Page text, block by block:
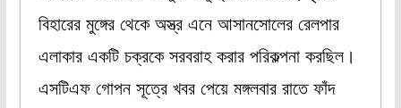
বিহারের মুঙ্গের থেকে অস্ত্র এনে আসানসোলের রেলপার
এলাকার একটি চক্রকে সরবরাহ করার পরিকল্পনা করছিল।
এসটিএফ গোপন সূত্রে খবর পেয়ে মঙ্গলবার রাতে ফাঁদ